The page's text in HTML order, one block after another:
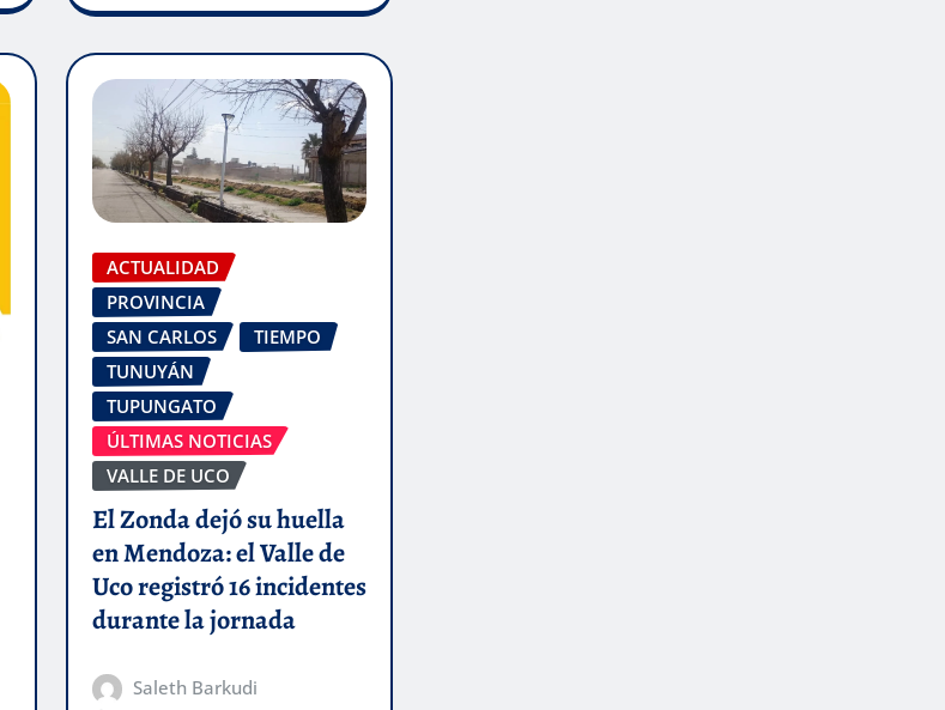
ACTUALIDAD
PROVINCIA
SAN CARLOS
TIEMPO
TUNUYÁN
TUPUNGATO
ÚLTIMAS NOTICIAS
VALLE DE UCO
El Zonda dejó su huella
en Mendoza: el Valle de
Uco registró 16 incidentes
durante la jornada
Saleth Barkudi